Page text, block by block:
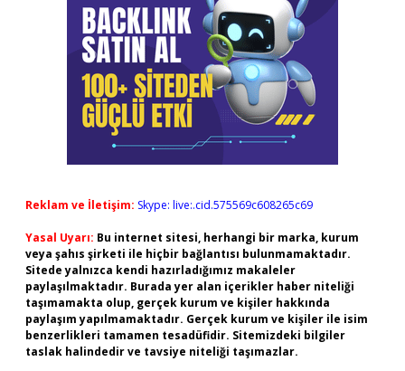
Reklam ve İletişim: Skype: live:.cid.575569c608265c69
Yasal Uyarı: Bu internet sitesi, herhangi bir marka, kurum
veya şahıs şirketi ile hiçbir bağlantısı bulunmamaktadır.
Sitede yalnızca kendi hazırladığımız makaleler
paylaşılmaktadır. Burada yer alan içerikler haber niteliği
taşımamakta olup, gerçek kurum ve kişiler hakkında
paylaşım yapılmamaktadır. Gerçek kurum ve kişiler ile isim
benzerlikleri tamamen tesadüfidir. Sitemizdeki bilgiler
taslak halindedir ve tavsiye niteliği taşımazlar.